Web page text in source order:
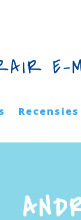
E-
Recensies